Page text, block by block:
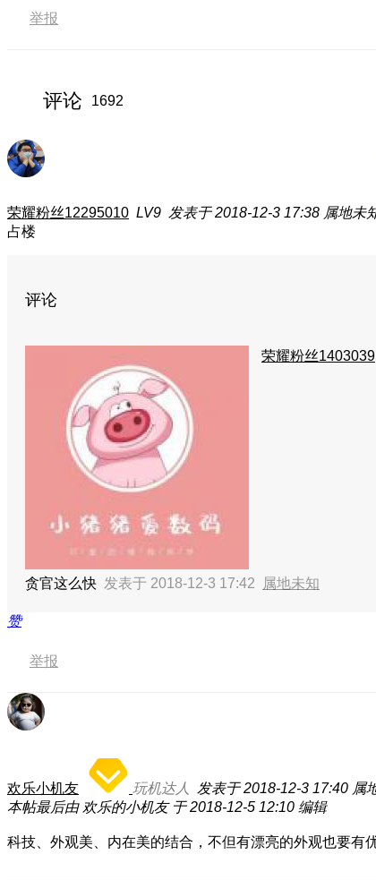
举报
评论 1692
荣耀粉丝12295010 LV9 发表于 2018-12-3 17:38 属地未
占楼
评论
荣耀粉丝1403039
贪官这么快 发表于 2018-12-3 17:42 属地未知
赞
举报
欢乐小机友 玩机达人 发表于 2018-12-3 17:40 属
本帖最后由 欢乐的小机友 于 2018-12-5 12:10 编辑
科技、外观美、内在美的结合，不但有漂亮的外观也要有